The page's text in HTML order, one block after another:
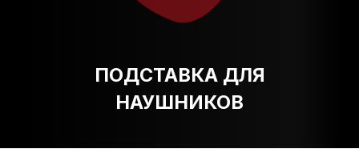
ПОДСТАВКА ДЛЯ
НАУШНИКОВ